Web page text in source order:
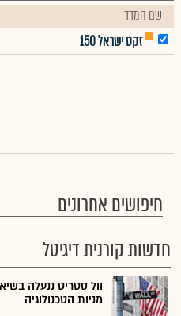
שם המדד
זקס ישראל 150
חיפושים אחרונים
חדשות קורנית דיגיטל
וול סטריט ננעלה
מניות הטכנולוגיה